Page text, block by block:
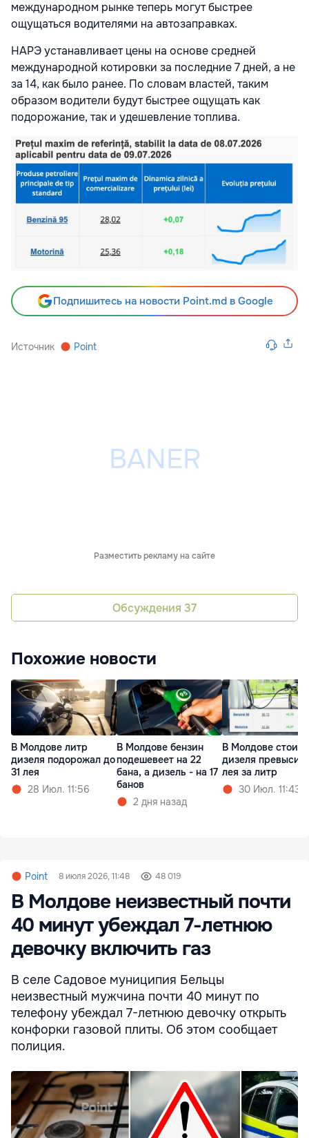
международном рынке теперь могут быстрее
ощущаться водителями на автозаправках.
НАРЭ устанавливает цены на основе средней
международной котировки за последние 7 дней, а не
за 14, как было ранее. По словам властей, таким
образом водители будут быстрее ощущать как
подорожание, так и удешевление топлива.
Подпишитесь на новости Point.md в Google
Источник Point
Разместить рекламу на сайте
Обсуждения 37
Похожие новости
В Молдове литр
дизеля подорожал до
31 лея
28 Июл. 11:56
В Молдове бензин
подешевеет на 22
бана, а дизель - на 17
банов
2 дня назад
В Молдове
дизеля
лея за литр
30 Июл. 11:43
Point 8 июля 2026, 11:48 48 019
В Молдове неизвестный почти
40 минут убеждал 7-летнюю
девочку включить газ
В селе Садовое муниципия Бельцы
неизвестный мужчина почти 40 минут по
телефону убеждал 7-летнюю девочку открыть
конфорки газовой плиты. Об этом сообщает
полиция.